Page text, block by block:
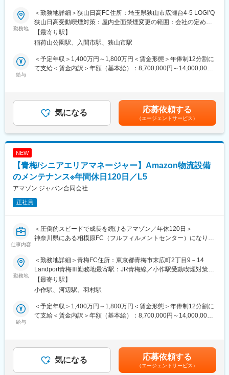
す。お菓子を考え、作る、売るという一連の流れ全てを、自社で
一貫して行っています。この「製造小売業」というビジネスモデ
ルが、スピード感とオリジナリティのある商品開発を可能にして
います。そして、店舗の販売員が、お客様からいただいた声を全
ービスを提供しています。
◇デザートショップの先がけとなった「銀座 ぶどうの木」を開店
して以来、「銀のぶどう」、「鎌倉五郎本店」、「東京ばな奈ワ
ールド」など次々にヒットブランドを展開してきました。お菓子
な」、焼き菓子バームクーヘン「ねんりん家」、「シュガーバタ
変更の範囲：会社の定める業務
Amazonでは Maintenance Sr. Area Manager（SAM）として活躍
いただけるリーダーシップに優れ、生産設備または物流設備のエ
ンジニアリング経験がある方を求めています。組織、予算、プロ
ジェクトの管理に携わるため、マネジメント経験を持つエンジニ
アを求めています。具体的には機械工学、電気工学、生産工学、
制御工学の知識があるエンジニア、生産工場での設備改善・品質
化が進んでおり、多様な設備・装置があります。メンテナンスチ
ームは FC の設備・装置のメンテナンスだけでなく、性能の改
善プロジェクト策定し実行する責任があります。さらに、その成
果を他の FC（海外含）に発信し、Amazonの発展に貢献する役割
があります。もちろん、メンテナンスの予算計画、人員計画を策
よび安全の改善活動
2：30% 生産設備、物流設備の修理・メンテナンスおよび予防保
3：10％ 改善のための設備メーカーとの折衝、作業監督・工事監
督
4：10% 優秀な人材の採用、メンバーの評価、シフト作成、人事
管理と労務管理
6： 5% 部品購買業務と在庫管理業務。資産管理業務
勤務地
＜勤務地詳細＞狭山日高FC住所：埼玉県狭山市広瀬台4-5 LOGI’Q
狭山日高受動喫煙対策：屋内全面禁煙変更の範囲：会社の定める
事業所
【最寄り駅】
稲荷山公園駅、入間市駅、狭山市駅
給与
＜予定年収＞1,400万円～1,800万円＜賃金形態＞年俸制12分割に
て支給＜賃金内訳＞年額（基本給）：8,700,000円～14,000,000
有無＞有＜残業手当＞有＜給与補足＞■年収について：年俸制■評
価について：年1回の業務評価による査定有り賃金はあくまでも目
安の金額であり、選考を通じて上下する可能性があります。月給
(月額)は固定手当を含めた表記です。
気になる 応募依頼する
（エージェントサービス）
NEW
【青梅/シニアエリアマネージャー】Amazon物流設備
のメンテナンス※年間休日120日／L5
アマゾン ジャパン合同会社
正社員
仕事内容
＜圧倒的スピードで成長を続けるアマゾン／年休120日＞
神奈川県にある相模原FC（フルフィルメントセンター）になりま
Amazonでは Maintenance Sr. Area Manager（SAM）として活躍
いただけるリーダーシップに優れ、生産設備または物流設備のエ
ンジニアリング経験がある方を求めています。組織、予算、プロ
ジェクトの管理に携わるため、マネジメント経験を持つエンジニ
アを求めています。具体的には機械工学、電気工学、生産工学、
制御工学の知識があるエンジニア、生産工場での設備改善・品質
化が進んでおり、多様な設備・装置があります。メンテナンスチ
ームは FC の設備・装置のメンテナンスだけでなく、性能の改
勤務地
＜勤務地詳細＞青梅FC住所：東京都青梅市末広町2丁目9－14
Landport青梅Ⅲ勤務地最寄駅：JR青梅線／小作駅受動喫煙対策：
屋内全面禁煙変更の範囲：会社の定める事業所
【最寄り駅】
小作駅、河辺駅、羽村駅
給与
＜予定年収＞1,400万円～1,800万円＜賃金形態＞年俸制12分割に
て支給＜賃金内訳＞年額（基本給）：8,700,000円～14,000,000
有無＞有＜残業手当＞有＜給与補足＞■年収について：年俸制■評
価について：年1回の業務評価による査定有り賃金はあくまでも目
安の金額であり、選考を通じて上下する可能性があります。月給
気になる 応募依頼する
（エージェントサービス）